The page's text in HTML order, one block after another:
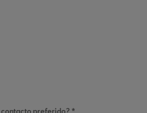
contacto preferido? *